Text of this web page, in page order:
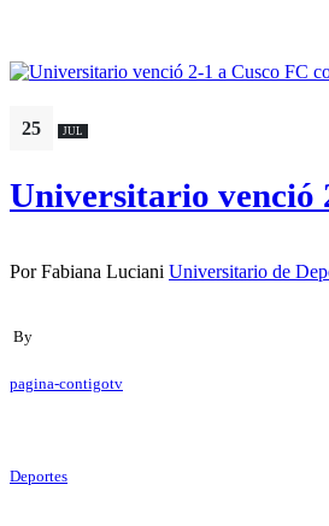
25 JUL
Universitario venció
Por Fabiana Luciani Universitario de
By
pagina-contigotv
Deportes